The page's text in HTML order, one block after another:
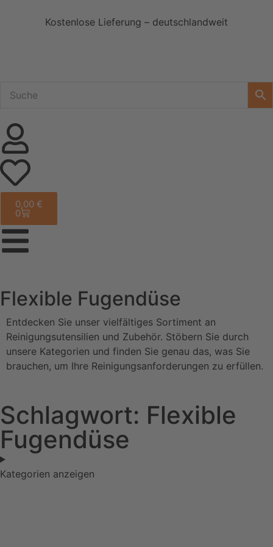
Kostenlose Lieferung – deutschlandweit
0,00 €
0
Flexible Fugendüse
Entdecken Sie unser vielfältiges Sortiment an
Reinigungsutensilien und Zubehör. Stöbern Sie durch
unsere Kategorien und finden Sie genau das, was Sie
brauchen, um Ihre Reinigungsanforderungen zu erfüllen.
Schlagwort: Flexible
Fugendüse
Kategorien anzeigen